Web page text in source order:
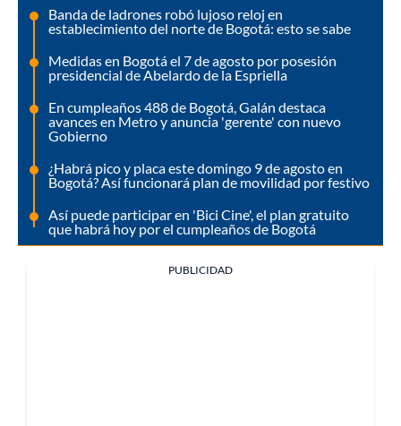
Banda de ladrones robó lujoso reloj en
establecimiento del norte de Bogotá: esto se sabe
Medidas en Bogotá el 7 de agosto por posesión
presidencial de Abelardo de la Espriella
En cumpleaños 488 de Bogotá, Galán destaca
avances en Metro y anuncia 'gerente' con nuevo
Gobierno
¿Habrá pico y placa este domingo 9 de agosto en
Bogotá? Así funcionará plan de movilidad por festivo
Así puede participar en 'Bici Cine', el plan gratuito
que habrá hoy por el cumpleaños de Bogotá
PUBLICIDAD